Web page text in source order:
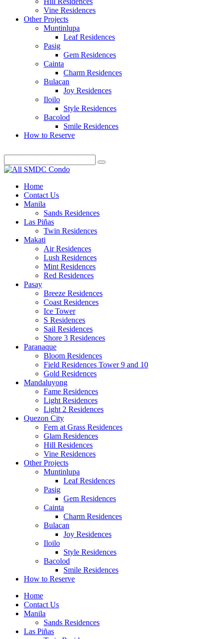
Vine Residences
Other Projects
Muntinlupa
Leaf Residences
Pasig
Gem Residences
Cainta
Charm Residences
Bulacan
Joy Residences
Iloilo
Style Residences
Bacolod
Smile Residences
How to Reserve
Home
Contact Us
Manila
Sands Residences
Las Piñas
Twin Residences
Makati
Air Residences
Lush Residences
Mint Residences
Red Residences
Pasay
Breeze Residences
Coast Residences
Ice Tower
S Residences
Sail Residences
Shore 3 Residences
Paranaque
Bloom Residences
Field Residences Tower 9 and 10
Gold Residences
Mandaluyong
Fame Residences
Light Residences
Light 2 Residences
Quezon City
Fern at Grass Residences
Glam Residences
Hill Residences
Vine Residences
Other Projects
Muntinlupa
Leaf Residences
Pasig
Gem Residences
Cainta
Charm Residences
Bulacan
Joy Residences
Iloilo
Style Residences
Bacolod
Smile Residences
How to Reserve
Home
Contact Us
Manila
Sands Residences
Las Piñas